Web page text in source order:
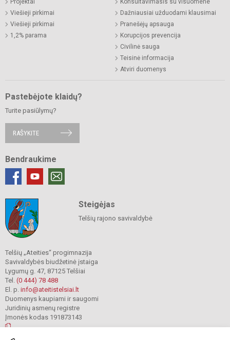
Viešieji pirkimai
Viešieji pirkimai
1,2% parama
Dažniausiai užduodami klausimai
Pranešėjų apsauga
Korupcijos prevencija
Civilinė sauga
Teisinė informacija
Atviri duomenys
Pastebėjote klaidų?
Turite pasiūlymų?
RAŠYKITE
Bendraukime
Steigėjas
Telšių rajono savivaldybė
Telšių „Ateities“ progimnazija
Savivaldybės biudžetinė įstaiga
Lygumų g. 47, 87125 Telšiai
Tel. (0 444) 78 488
El. p. info@ateitistelsiai.lt
Duomenys kaupiami ir saugomi
Juridinių asmenų registre
Įmonės kodas 191873143